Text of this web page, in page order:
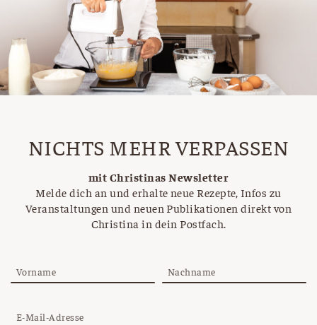
NICHTS MEHR VERPASSEN
mit Christinas Newsletter
Melde dich an und erhalte neue Rezepte, Infos zu
Veranstaltungen und neuen Publikationen direkt von
Christina in dein Postfach.
Vorname Nachname
E-Mail-Adresse